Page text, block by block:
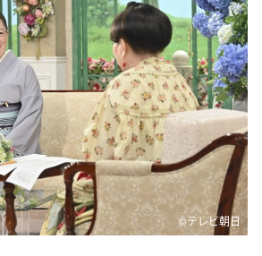
田×福井アナ「なんでやねん！？」
）
きょうの献立 何にする？～
なり！シーズン２
サラダ
ライブ 正義のミカタ
カタチ～
しゃい！
©テレビ朝日